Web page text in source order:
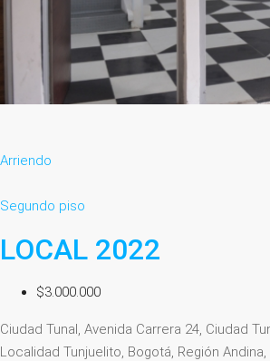
Arriendo
Segundo piso
LOCAL 2022
$3.000.000
Ciudad Tunal, Avenida Carrera 24, Ciudad
Localidad Tunjuelito, Bogotá, Región